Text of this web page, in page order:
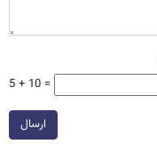
5 + 10 =
ارسال